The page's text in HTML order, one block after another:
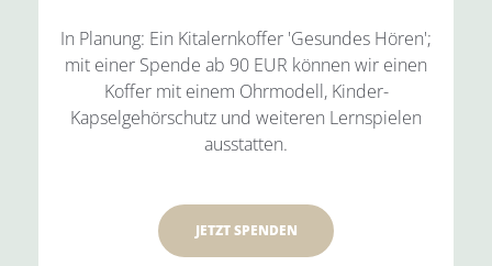
In Planung: Ein Kitalernkoffer 'Gesundes Hören';
mit einer Spende ab 90 EUR können wir einen
Koffer mit einem Ohrmodell, Kinder-
Kapselgehörschutz und weiteren Lernspielen
ausstatten.
JETZT SPENDEN